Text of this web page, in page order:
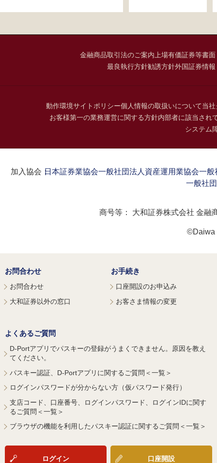
金融商品取引法のご案内 上場有価証券等書
最良執行方針勧誘方針外国証券情
動作環境サイトポリシー個人情報の取扱いについて当
お客様第一の業務運営に関する方針内部者に該当され
システム
加入協会：日本証券業協会一般社団法人資産運用業協会一般
一般社
商号等： 大和証券株式会社 金融
©Daiwa
お問合わせ
お問合わせ
大和証券以外の窓口
お手続き
口座開設のお申込み
お客さま情報の変更
よくあるご質問
D-Portアプリでパスキーの登録がうまくできません。原因を教え
てください。
パスキー認証、D-Portアプリに関するご質問＜一覧＞
ログインパスワードが分からない方（仮パスワード発行）
支店コード、口座番号、ログインパスワード、ログインIDに関す
るご質問＜一覧＞
ブラウザの機能を利用したパスキー認証に関するご質問＜一覧＞
ログイン 口座開設